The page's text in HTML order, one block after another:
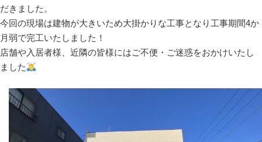
だきました。
今回の現場は建物が大きいため大掛かりな工事となり工事期間4か
月弱で完工いたしました！
店舗や入居者様、近隣の皆様にはご不便・ご迷惑をおかけいたし
ました